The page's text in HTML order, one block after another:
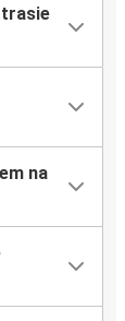
trasie
na